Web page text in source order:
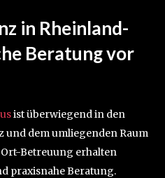
in Rheinland-
Beratung vor
ist überwiegend in den
und dem umliegenden Raum
Betreuung erhalten
praxisnahe Beratung.